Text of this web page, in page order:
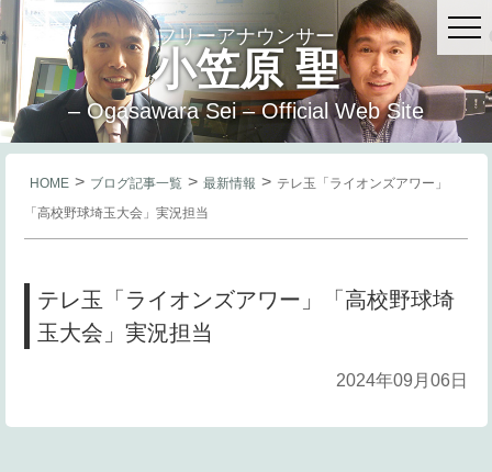
フリーアナウンサー
小笠原 聖
– Ogasawara Sei – Official Web Site
HOME > ブログ記事一覧 > 最新情報 > テレ玉「ライオンズアワー」
「高校野球埼玉大会」実況担当
テレ玉「ライオンズアワー」「高校野球埼
玉大会」実況担当
2024年09月06日